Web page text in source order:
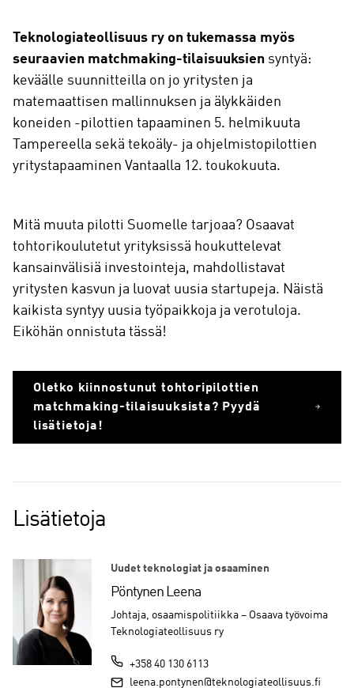
Teknologiateollisuus ry on tukemassa myös
seuraavien matchmaking-tilaisuuksien syntyä:
keväälle suunnitteilla on jo yritysten ja
matemaattisen mallinnuksen ja älykkäiden
koneiden -pilottien tapaaminen 5. helmikuuta
Tampereella sekä tekoäly- ja ohjelmistopilottien
yritystapaaminen Vantaalla 12. toukokuuta.
Mitä muuta pilotti Suomelle tarjoaa? Osaavat
tohtorikoulutetut yrityksissä houkuttelevat
kansainvälisiä investointeja, mahdollistavat
yritysten kasvun ja luovat uusia startupeja. Näistä
kaikista syntyy uusia työpaikkoja ja verotuloja.
Eiköhän onnistuta tässä!
Oletko kiinnostunut tohtoripilottien
matchmaking-tilaisuuksista? Pyydä
lisätietoja!
Lisätietoja
Uudet teknologiat ja osaaminen
Pöntynen Leena
Johtaja, osaamispolitiikka – Osaava työvoima
Teknologiateollisuus ry
+358 40 130 6113
leena.pontynen@teknologiateollisuus.fi